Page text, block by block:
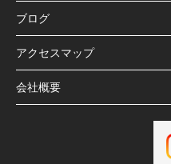
ブログ
アクセスマップ
会社概要